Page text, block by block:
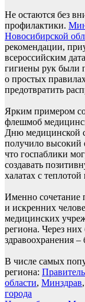
Не остаются без
профилактики.
Новосибирской
рекомендации,
всероссийским
гигиены рук были
о простых
предотвратить
Ярким примером
флешмоб
Дню медицинской
получило высокий
что госпаблики
создавать
халатах с
Именно сочетание
и искренних
медицинских
региона. Через
здравоохранения
В числе самых
региона:
области, Минздрав,
города